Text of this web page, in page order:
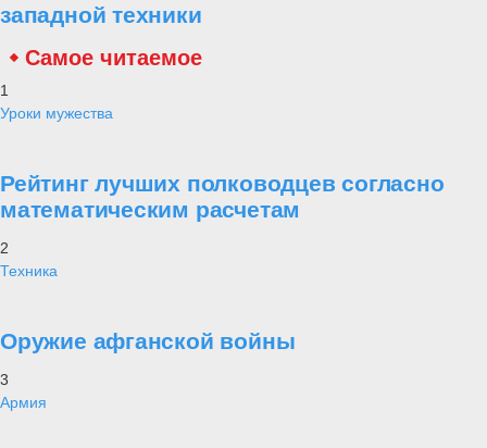
западной техники
Самое читаемое
1
Уроки мужества
Рейтинг лучших полководцев согласно
математическим расчетам
2
Техника
Оружие афганской войны
3
Армия